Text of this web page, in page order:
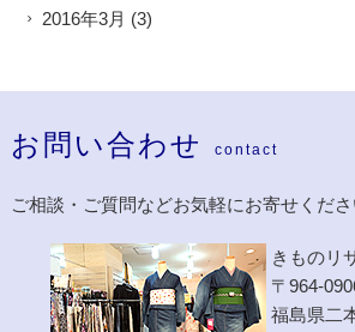
2016年3月 (3)
お問い合わせ contact
ご相談・ご質問などお気軽にお寄せくださ
きものリ
〒964-
福島県二